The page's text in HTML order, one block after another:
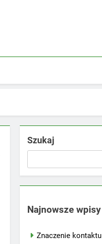
Szukaj
Najnowsze wpisy
Znaczenie